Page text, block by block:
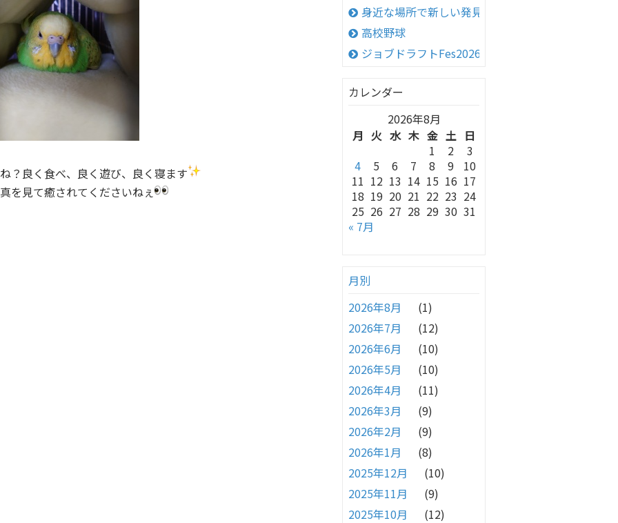
？良く食べ、良く遊び、良く寝ます
を見て癒されてくださいねぇ
身近な場所で新しい発見！
高校野球
ジョブドラフトFes2026 in 神戸
カレンダー
2026年8月
月 火 水 木 金 土 日
1
2
3
4
5 6 7 8 9
10
11 12 13 14 15 16 17
18 19 20 21 22 23 24
25 26 27 28 29 30 31
« 7月
月別
2026年8月
(1)
2026年7月
(12)
2026年6月
(10)
2026年5月
(10)
2026年4月
(11)
2026年3月
(9)
2026年2月
(9)
2026年1月
(8)
2025年12月
(10)
2025年11月
(9)
2025年10月
(12)